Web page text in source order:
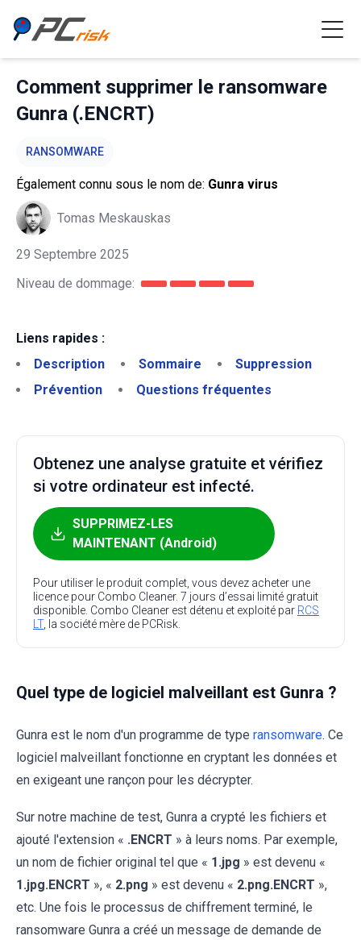
Comment supprimer le ransomware
Gunra (.ENCRT)
RANSOMWARE
Également connu sous le nom de: Gunra virus
Tomas Meskauskas
29 Septembre 2025
Niveau de dommage:
Liens rapides :
Description
Sommaire
Suppression
Prévention
Questions fréquentes
Obtenez une analyse gratuite et vérifiez
si votre ordinateur est infecté.
SUPPRIMEZ-LES
MAINTENANT (Android)
Pour utiliser le produit complet, vous devez acheter une
licence pour Combo Cleaner. 7 jours d’essai limité gratuit
disponible. Combo Cleaner est détenu et exploité par RCS
LT, la société mère de PCRisk.
Quel type de logiciel malveillant est Gunra ?
Gunra est le nom d'un programme de type ransomware. Ce
logiciel malveillant fonctionne en cryptant les données et
en exigeant une rançon pour les décrypter.
Sur notre machine de test, Gunra a crypté les fichiers et
ajouté l'extension « .ENCRT » à leurs noms. Par exemple,
un nom de fichier original tel que « 1.jpg » est devenu «
1.jpg.ENCRT », « 2.png » est devenu « 2.png.ENCRT »,
etc. Une fois le processus de chiffrement terminé, le
ransomware Gunra a créé un message de demande de